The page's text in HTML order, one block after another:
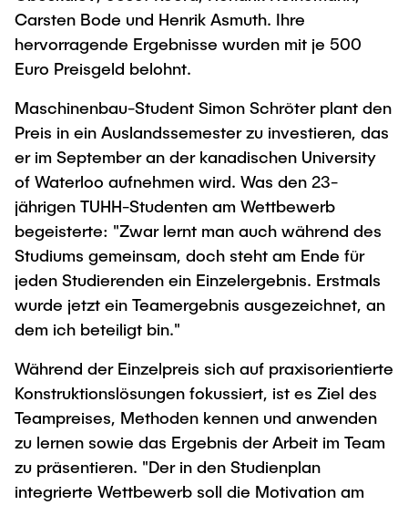
Carsten Bode und Henrik Asmuth. Ihre
hervorragende Ergebnisse wurden mit je 500
Euro Preisgeld belohnt.
Maschinenbau-Student Simon Schröter plant den
Preis in ein Auslandssemester zu investieren, das
er im September an der kanadischen University
of Waterloo aufnehmen wird. Was den 23-
jährigen TUHH-Studenten am Wettbewerb
begeisterte: "Zwar lernt man auch während des
Studiums gemeinsam, doch steht am Ende für
jeden Studierenden ein Einzelergebnis. Erstmals
wurde jetzt ein Teamergebnis ausgezeichnet, an
dem ich beteiligt bin."
Während der Einzelpreis sich auf praxisorientierte
Konstruktionslösungen fokussiert, ist es Ziel des
Teampreises, Methoden kennen und anwenden
zu lernen sowie das Ergebnis der Arbeit im Team
zu präsentieren. "Der in den Studienplan
integrierte Wettbewerb soll die Motivation am